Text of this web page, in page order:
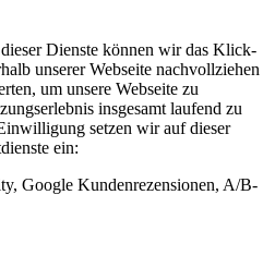
Dienste können wir das Klick-
unserer Webseite nachvollziehen
um unsere Webseite zu
insgesamt laufend zu
setzen wir auf dieser
ein:
Google Kundenrezensionen, A/B-